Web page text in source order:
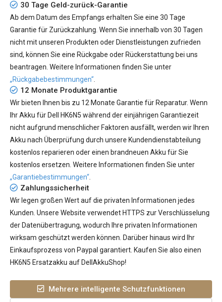
30 Tage Geld-zurück-Garantie
Ab dem Datum des Empfangs erhalten Sie eine 30 Tage
Garantie für Zurückzahlung. Wenn Sie innerhalb von 30 Tagen
nicht mit unseren Produkten oder Dienstleistungen zufrieden
sind, können Sie eine Rückgabe oder Rückerstattung bei uns
beantragen. Weitere Informationen finden Sie unter
„Rückgabebestimmungen“
12 Monate Produktgarantie
Wir bieten Ihnen bis zu 12 Monate Garantie für Reparatur. Wenn
IhrAkku für Dell HK6N5 während der einjährigen Garantiezeit
nicht aufgrund menschlicher Faktoren ausfällt, werden wir Ihren
Akku nach Überprüfung durch unsere Kundendienstabteilung
kostenlos reparieren oder einen brandneuen Akku für Sie
kostenlos ersetzen. Weitere Informationen finden Sie unter
„Garantiebestimmungen“
Zahlungssicherheit
Wir legen großen Wert auf die privaten Informationen jedes
Kunden. Unsere Website verwendet HTTPS zur Verschlüsselung
der Datenübertragung, wodurch Ihre privaten Informationen
wirksam geschützt werden können. Darüber hinaus wird Ihr
Einkaufsprozess von Paypal garantiert. Kaufen Sie also einen
HK6N5 Ersatzakku auf DellAkkuShop!
Mehrere intelligente Schutzfunktionen